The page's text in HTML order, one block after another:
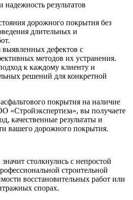
надежность результатов
дорожного покрытия без
длительных и
дефектов с
методов их устранения.
к каждому клиенту и
решений для конкретной
покрытия на наличие
«Стройэкспертиза», вы получаете
качественные результаты и
вашего дорожного покрытия.
столкнулись с непростой
строительной
восстановительных работ или
спорах.